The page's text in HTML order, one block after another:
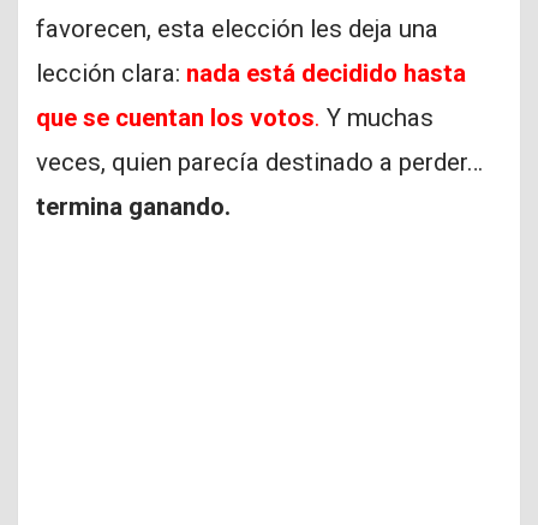
favorecen, esta elección les deja una
lección clara: nada está decidido hasta
que se cuentan los votos. Y muchas
veces, quien parecía destinado a perder…
termina ganando.